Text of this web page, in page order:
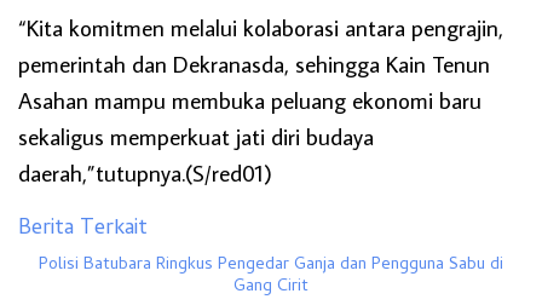
“Kita komitmen melalui kolaborasi antara pengrajin,
pemerintah dan Dekranasda, sehingga Kain Tenun
Asahan mampu membuka peluang ekonomi baru
sekaligus memperkuat jati diri budaya
daerah,”tutupnya.(S/red01)
Berita Terkait
Polisi Batubara Ringkus Pengedar Ganja dan Pengguna Sabu di
Gang Cirit